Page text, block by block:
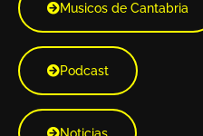
Musicos de Cantabria
Podcast